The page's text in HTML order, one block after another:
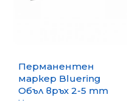
Перманентен
маркер Bluering
Объл връх 2-5 mm
Черен